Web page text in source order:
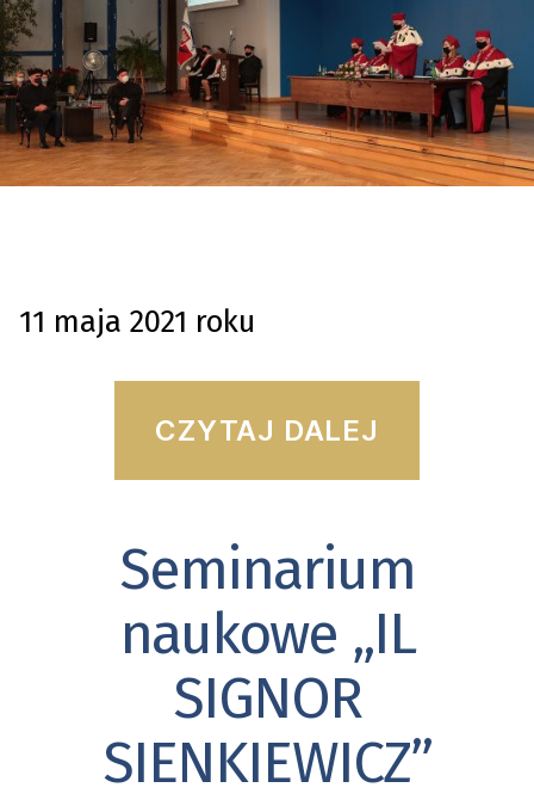
11 maja 2021 roku
CZYTAJ DALEJ
Kategorie
Seminarium
naukowe „IL
SIGNOR
SIENKIEWICZ”